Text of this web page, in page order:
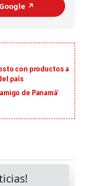
↗️
con productos a
país
de Panamá’